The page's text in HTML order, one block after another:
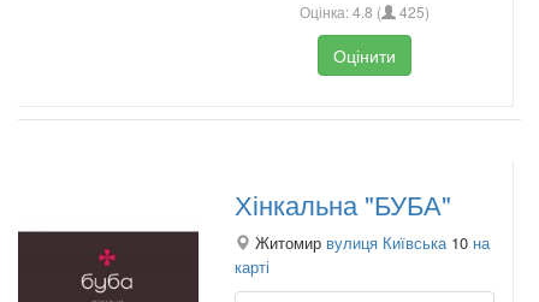
Оцінка:4.8 ( 425)
Оцінити
Хінкальна "БУБА"
Житомир вулиця Київська 10 на
карті